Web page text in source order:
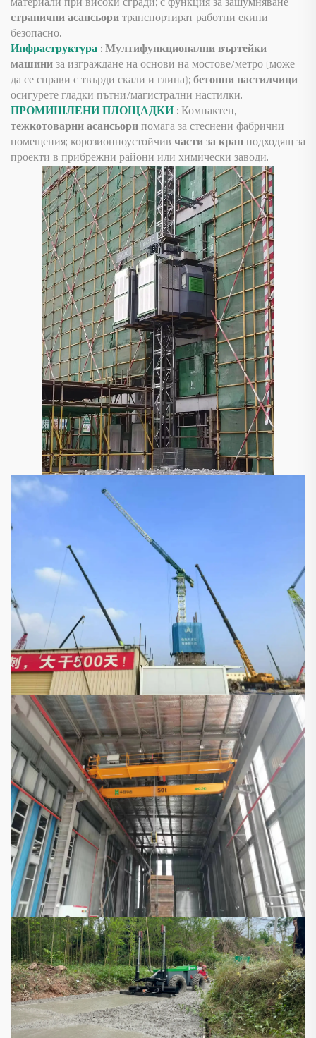
странични асансьоритранспортират работни екипи
безопасно.
Инфраструктура : Мултифункционални въртейки
машиниза изграждане на основи на мостове/метро (може
да се справи с твърди скали и глина); бетонни настилчици
осигурете гладки пътни/магистрални настилки.
ПРОМИШЛЕНИ ПЛОЩАДКИ: Компактен,
тежкотоварни асансьорипомага за стеснени фабрични
помещения; корозионноустойчив части за кранподходящ за
проекти в прибрежни райони или химически заводи.